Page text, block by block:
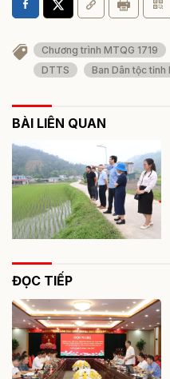
Chương trình MTQG 1719
DTTS
Ban Dân tộc tỉnh
BÀI LIÊN QUAN
ĐỌC TIẾP